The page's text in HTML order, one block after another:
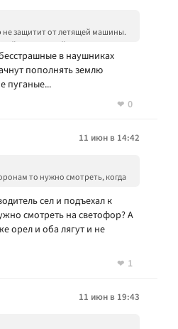
не защитит от летящей машины.
свет лишний раз посмотреть
На кладбище полно лежит
переезжавших на зелёный
в силу светофора.
через дорогу
в наушниках
пополнять землю
пуганые...
0
11 июн в 14:42
то нужно смотреть, когда
сядет и выйдет, а
сел и подъехал к
смотреть на светофор? А
орел и оба лягут и не
1
11 июн в 19:43